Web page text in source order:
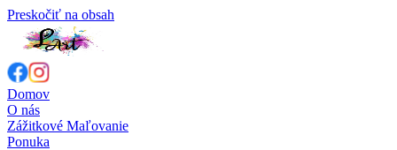
Preskočiť na obsah
Domov
O nás
Zážitkové Maľovanie
Ponuka